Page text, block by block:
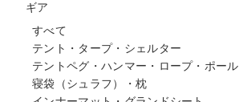
ギア
すべて
テント・タープ・シェルター
テントペグ・ハンマー・ロープ・ポール
寝袋（シュラフ）・枕